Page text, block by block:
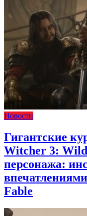
Новости
Гигантские
Witcher 3:
персонажа:
Fable